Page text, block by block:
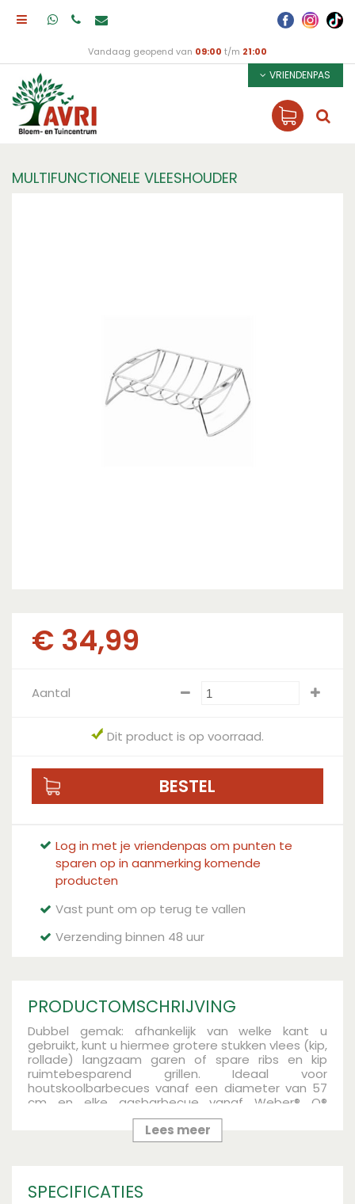
Vandaag geopend van 09:00 t/m 21:00
VRIENDENPAS
MULTIFUNCTIONELE VLEESHOUDER
€ 34,99
Aantal
Dit product is op voorraad.
Log in met je vriendenpas om punten te
sparen op in aanmerking komende
producten
Vast punt om op terug te vallen
Verzending binnen 48 uur
PRODUCTOMSCHRIJVING
Dubbel gemak: afhankelijk van welke kant u
gebruikt, kunt u hiermee grotere stukken vlees (kip,
rollade) langzaam garen of spare ribs en kip
ruimtebesparend grillen. Ideaal voor
houtskoolbarbecues vanaf een diameter van 57
cm en elke gasbarbecue vanaf Weber® Q®
Bij AVRI Bloem- en Tuincentrum vind je
het gehele assortiment van Weber. Bestel nu je
Weber producten in onze webshop of kom langs
Lees meer
SPECIFICATIES